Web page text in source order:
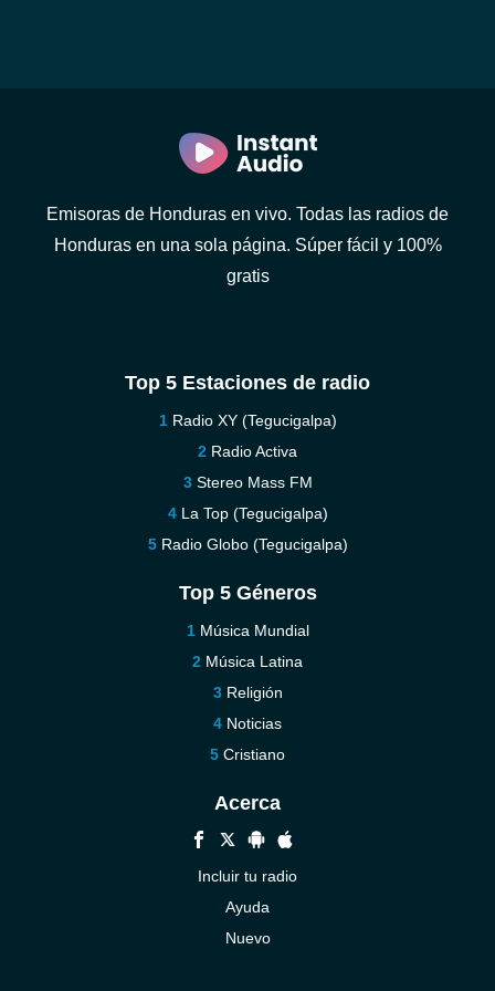
Emisoras de Honduras en vivo. Todas las radios de
Honduras en una sola página. Súper fácil y 100%
gratis
Top 5 Estaciones de radio
Radio XY (Tegucigalpa)
Radio Activa
Stereo Mass FM
La Top (Tegucigalpa)
Radio Globo (Tegucigalpa)
Top 5 Géneros
Música Mundial
Música Latina
Religión
Noticias
Cristiano
Acerca
Incluir tu radio
Ayuda
Nuevo